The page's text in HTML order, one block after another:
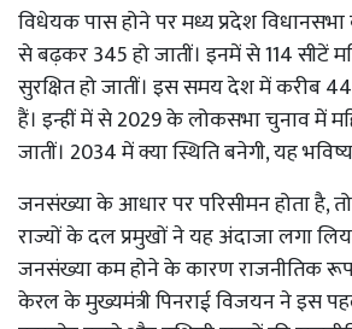
विधेयक पास होने पर मध्य प्रदेश
से बढ़कर 345 हो जातीं। इनमें से 114 सीटें
सुरक्षित हो जातीं। इस समय देश में करीब
हैं। इन्हीं में से 2029 के लोकसभा चुनाव में
जातीं। 2034 में क्या स्थिति बनेगी, यह
जनसंख्या के आधार पर परिसीमन होता है,
राज्यों के दल प्रमुखों ने यह अंदाजा लगा
जनसंख्या कम होने के कारण राजनीतिक
केरल के मुख्यमंत्री पिनराई विजयन ने इस